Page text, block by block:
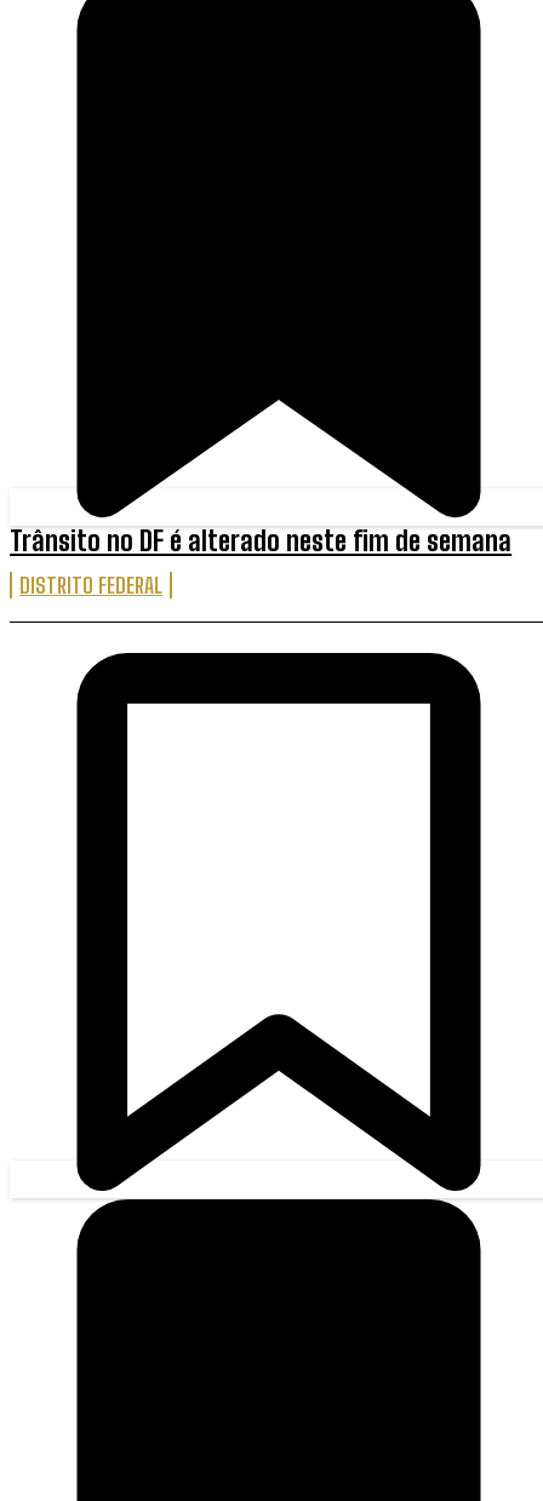
Trânsito no DF é alterado neste fim de semana
DISTRITO FEDERAL